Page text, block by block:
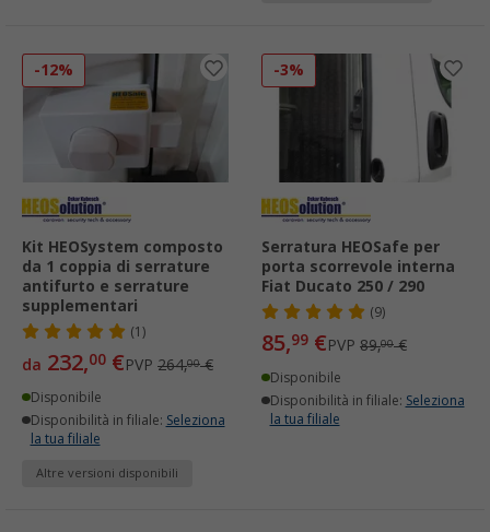
-12%
Kit HEOSystem composto
da 1 coppia di serrature
antifurto e serrature
supplementari
(1)
da 232,00 €PVP 264,00€
Disponibile
Disponibilità in filiale: Seleziona
la tua filiale
Altre versioni disponibili
-3%
Serratura HEOSafe per
porta scorrevole interna
Fiat Ducato 250 / 290
(9)
85,99 €PVP 89,00€
Disponibile
Disponibilità in filiale: Seleziona
la tua filiale